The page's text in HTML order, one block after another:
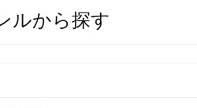
ルから探す